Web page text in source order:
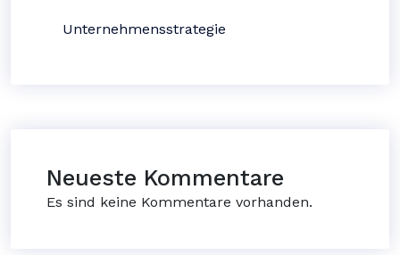
Unternehmensstrategie
Neueste Kommentare
Es sind keine Kommentare vorhanden.